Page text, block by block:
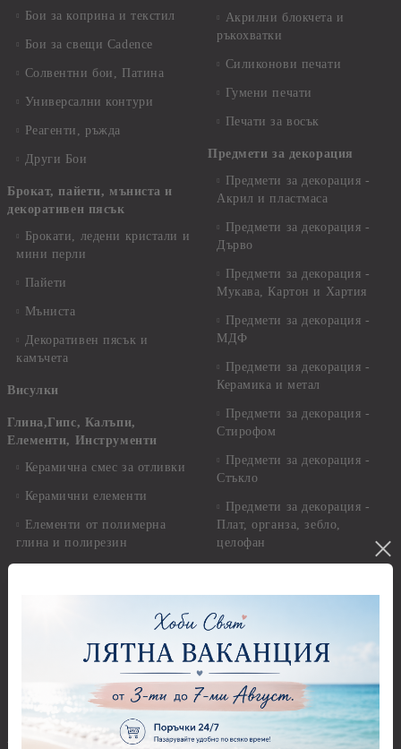
Бои за коприна и текстил
Бои за свещи Cadence
Солвентни бои, Патина
Универсални контури
Реагенти, ръжда
Други Бои
Брокат, пайети, мъниста и
декоративен пясък
Брокати, ледени кристали и
мини перли
Пайети
Мъниста
Декоративен пясък и
камъчета
Висулки
Глина,Гипс, Калъпи,
Елементи, Инструменти
Керамична смес за отливки
Керамични елементи
Елементи от полимерна
глина и полирезин
Самосъхнеща глина
Полимерна Глина
Акрилни блокчета и
ръкохватки
Силиконови печати
Гумени печати
Печати за восък
Предмети за декорация
Предмети за декорация -
Акрил и пластмаса
Предмети за декорация -
Дърво
Предмети за декорация -
Мукава, Картон и Хартия
Предмети за декорация -
МДФ
Предмети за декорация -
Керамика и метал
Предмети за декорация -
Стирофом
Предмети за декорация -
Стъкло
Предмети за декорация -
Плат, органза, зебло,
целофан
Перфоратори 2,50 см
Перфоратори над 2,50 см
Бордюрни пънчове
Ъглови перфоратори
Перфоратори Основни